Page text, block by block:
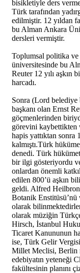
bisikletiyle ders
Türk tarafından
edilmiştir. 12 yıldan
bu Alman Ankara
dersleri vermiştir.
Toplumsal politika ve
üniversitesinde bu
Reuter 12 yılı aşkın
harcadı.
Sonra (Lord belediye
başkanı olan Ernst
göçmenlerinden
görevini kaybettikten
hapis yattıktan sonra
kalmıştı.Türk
denedi. Türk
bir ilgi gösteriyordu
onlardan önemli
edilen 800’ü aşkın
geldi. Alfred
Botanik Enstitüsü’nü
olarak
olarak müziğin
Hirsch, İstanbul
Ticaret Kanununun
ise, Türk Gelir Vergisi
Millet Meclisi, Berlin
edebiyatın yeteneği
fakültesinin planını